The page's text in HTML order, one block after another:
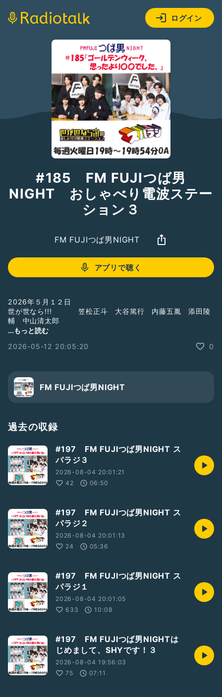
ログイン
#185 FM FUJIつば男
NIGHT おしゃべり電波ステー
ション３
FM FUJIつば男NIGHT
アプリで聴く
2026年５月１２日
世が世なら!!! 笠松正斗 大谷篤行 内藤五胤 添田陵
輔 中山清太郎
#世が世なら!!!#おしゃべり電波ステーション
#スパラジ
☆FM FUJI
毎週火曜よる7:00～7:54OA！
https://www.fmfuji.jp/
同時配信！
https://radiotalk.jp/program/124143
...もっと読む
2026-05-12 20:05:20
0
FM FUJIつば男NIGHT
過去の収録
#197 FM FUJIつば男NIGHT ス
パラジ３
2026-08-04 20:01:21
42
06:50
#197 FM FUJIつば男NIGHT ス
パラジ２
2026-08-04 20:01:13
24
05:36
#197 FM FUJIつば男NIGHT ス
パラジ１
2026-08-04 20:01:05
633
10:08
#197 FM FUJIつば男NIGHTは
じめまして、SHYです！３
2026-08-04 19:56:03
75
07:11